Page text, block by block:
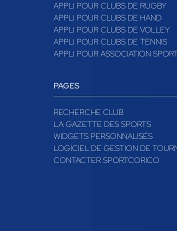
APPLI POUR CLUBS DE RUGBY
APPLI POUR CLUBS DE HAND
APPLI POUR CLUBS DE VOLLEY
APPLI POUR CLUBS DE TENNIS
APPLI POUR ASSOCIATION
PAGES
RECHERCHE CLUB
LA GAZETTE DES SPORTS
WIDGETS PERSONNALISÉS
LOGICIEL DE GESTION DE
CONTACTER SPORTCORICO